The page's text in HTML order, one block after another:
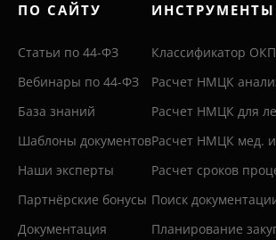
ПО САЙТУ
Статьи по 44-ФЗ
Вебинары по 44-ФЗ
База знаний
Шаблоны документов
Наши эксперты
Партнёрские бонусы
Документация
Классификатор
Расчет НМЦК
Расчет НМЦК для
Расчет НМЦК мед.
Расчет сроков
Поиск
Планирование